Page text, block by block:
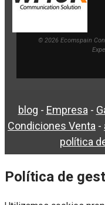
© 2026 Ecomspain
blog - Empresa -
Condiciones Venta -
política
Política de